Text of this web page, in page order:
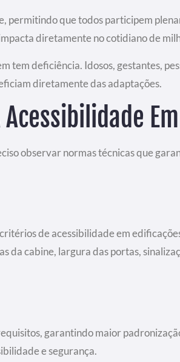
permitindo que todos participem
diretamente no cotidiano de
tem deficiência. Idosos, gestantes,
diretamente das adaptações.
observar normas técnicas que
de acessibilidade em
cabine, largura das portas,
garantindo maior
e segurança.